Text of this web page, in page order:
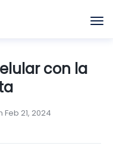
con la
21, 2024